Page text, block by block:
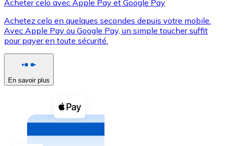
XRP
XRP
Voir toutes
Coupons crypto
Achetez des cryptomonnaies en espèces et d'autres
Acheter avec espèces
Acheter celo avec Apple Pay et Google Pay
Achetez celo en quelques secondes depuis votre mobile.
Avec Apple Pay ou Google Pay, un simple toucher suffit
pour payer en toute sécurité.
En savoir plus